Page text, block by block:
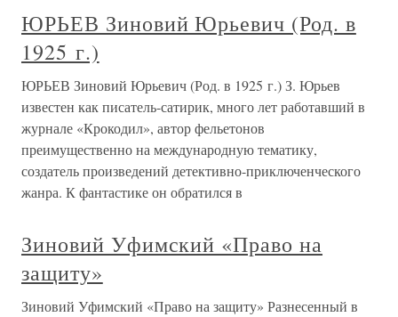
ЮРЬЕВ Зиновий Юрьевич (Род. в
1925 г.)
ЮРЬЕВ Зиновий Юрьевич (Род. в 1925 г.) З. Юрьев
известен как писатель-сатирик, много лет работавший в
журнале «Крокодил», автор фельетонов
преимущественно на международную тематику,
создатель произведений детективно-приключенческого
жанра. К фантастике он обратился в
Зиновий Уфимский «Право на
защиту»
Зиновий Уфимский «Право на защиту» Разнесенный в